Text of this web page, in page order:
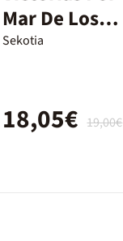
Mar De Los
Españoles
Sekotia
19,00€
18,05€